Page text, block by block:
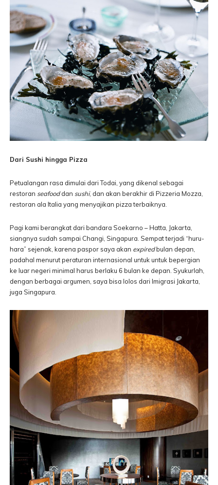
Dari Sushi hingga Pizza
Petualangan rasa dimulai dari Todai, yang dikenal sebagai
restoran seafooddan sushi, dan akan berakhir di Pizzeria Mozza,
restoran ala Italia yang menyajikan pizza terbaiknya.
Pagi kami berangkat dari bandara Soekarno – Hatta, Jakarta,
siangnya sudah sampai Changi, Singapura. Sempat terjadi “huru-
hara” sejenak, karena paspor saya akan expiredbulan depan,
padahal menurut peraturan internasional untuk untuk bepergian
ke luar negeri minimal harus berlaku 6 bulan ke depan. Syukurlah,
dengan berbagai argumen, saya bisa lolos dari Imigrasi Jakarta,
juga Singapura.